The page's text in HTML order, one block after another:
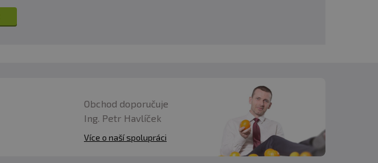
Obchod doporučuje
Ing. Petr Havlíček
Více o naší spolupráci